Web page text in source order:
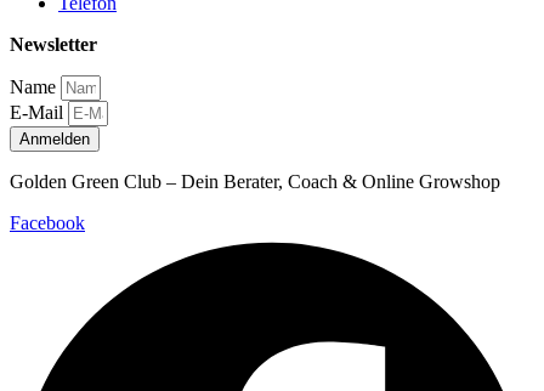
Newsletter
Name
E-Mail
Anmelden
Golden Green Club – Dein Berater, Coach & Online Growshop
Facebook